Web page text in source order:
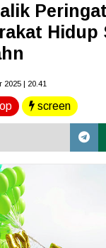
Hidup
2025 | 20.41
screen